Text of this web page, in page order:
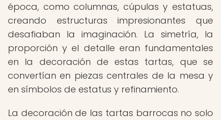
época, como columnas, cúpulas y estatuas,
creando estructuras impresionantes que
desafiaban la imaginación. La simetría, la
proporción y el detalle eran fundamentales
en la decoración de estas tartas, que se
convertían en piezas centrales de la mesa y
en símbolos de estatus y refinamiento.
La decoración de las tartas barrocas no solo